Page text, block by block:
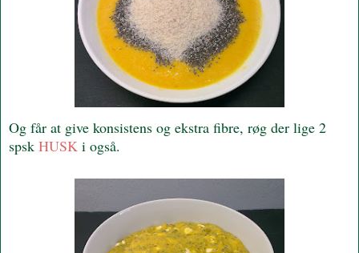
Og får at give konsistens og ekstra fibre, røg der lige 2
spsk HUSK i også.